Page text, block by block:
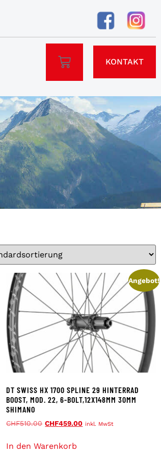
KONTAKT
Angebot!
DT SWISS HX 1700 SPLINE 29 HINTERRAD
BOOST, MOD. 22, 6-BOLT,12X148MM 30MM
SHIMANO
CHF510.00 CHF459.00 inkl. MwSt
In den Warenkorb